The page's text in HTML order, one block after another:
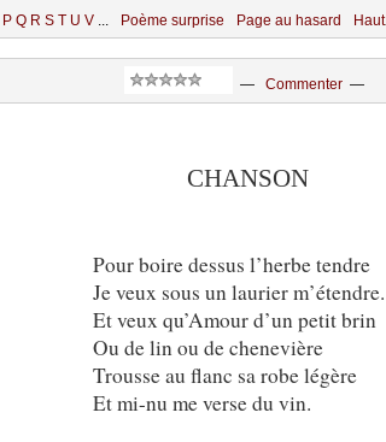
P Q R S T U V ... Poème surprise Page au hasard Haut
— Commenter—
CHANSON
Pour boire dessus l’herbe tendre
Je veux sous un laurier m’étendre.
Et veux qu’Amour d’un petit brin
Ou de lin ou de chenevière
Trousse au flanc sa robe légère
Et mi-nu me verse du vin.